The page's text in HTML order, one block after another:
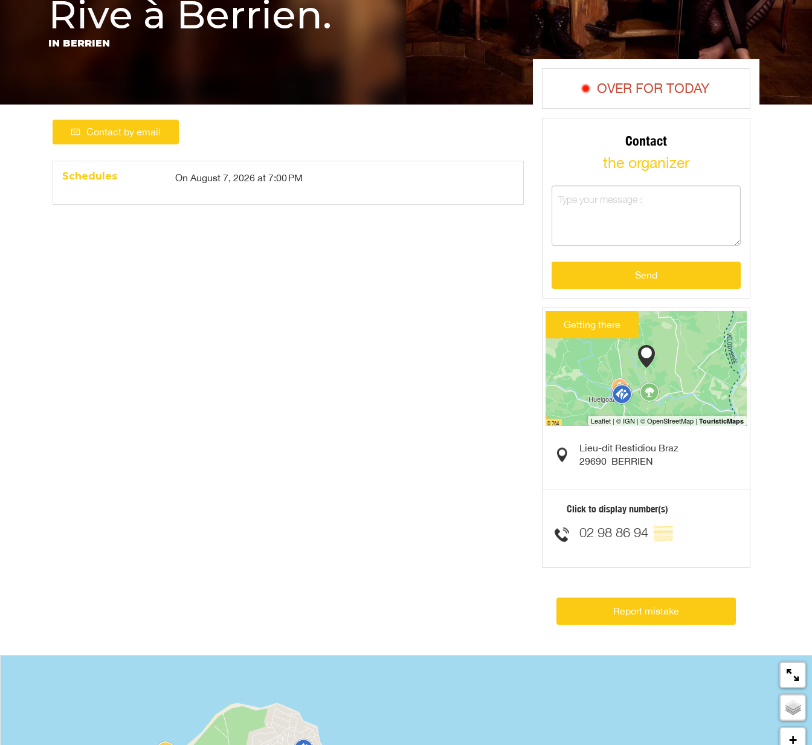
Rive à Berrien.
IN BERRIEN
Contact by email
Schedules On August 7, 2026 at 7:00 PM
OVER FOR TODAY
Contact
the organizer
Send
Getting there
Lieu-dit Restidiou Braz
29690 BERRIEN
Click to display number(s)
02 98 86 94 ▒▒
Report mistake
+